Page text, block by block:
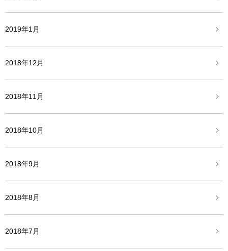
2019年1月
2018年12月
2018年11月
2018年10月
2018年9月
2018年8月
2018年7月